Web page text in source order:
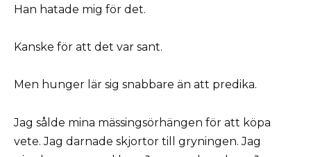
Han hatade mig för det.
Kanske för att det var sant.
Men hunger lär sig snabbare än att predika.
Jag sålde mina mässingsörhängen för att köpa
vete. Jag darnade skjortor till gryningen. Jag